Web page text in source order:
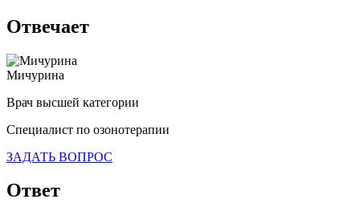
Отвечает
Мичурина
Врач высшей категории
Специалист по озонотерапии
ЗАДАТЬ ВОПРОС
Ответ